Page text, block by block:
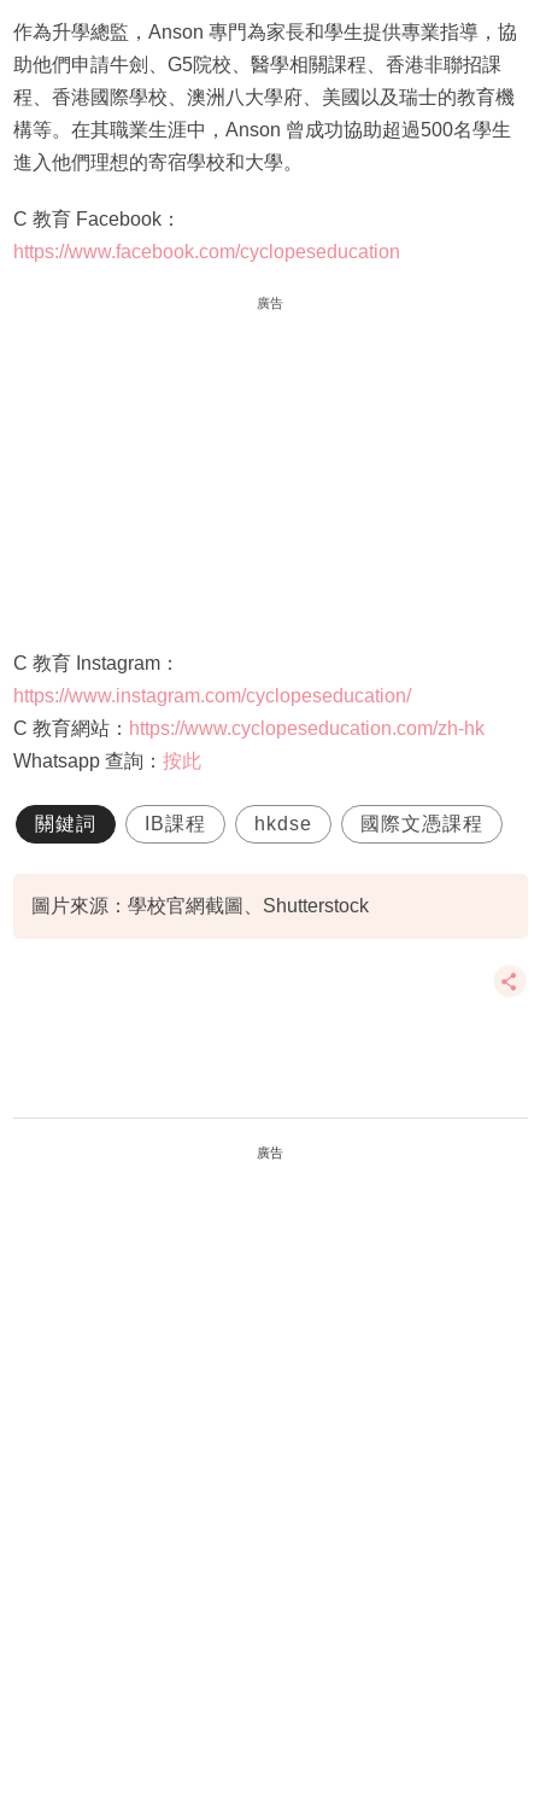
作為升學總監，Anson 專門為家長和學生提供專業指導，協
助他們申請牛劍、G5院校、醫學相關課程、香港非聯招課
程、香港國際學校、澳洲八大學府、美國以及瑞士的教育機
構等。在其職業生涯中，Anson 曾成功協助超過500名學生
進入他們理想的寄宿學校和大學。
C 教育 Facebook：
https://www.facebook.com/cyclopeseducation
廣告
C 教育 Instagram：
https://www.instagram.com/cyclopeseducation/
C 教育網站： https://www.cyclopeseducation.com/zh-hk
Whatsapp 查詢： 按此
關鍵詞 IB課程 hkdse 國際文憑課程
圖片來源：學校官網截圖、Shutterstock
廣告